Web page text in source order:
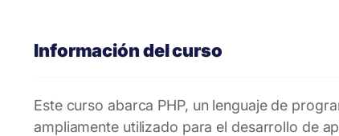
Información del curso
Este curso abarca PHP, un lenguaje de
ampliamente utilizado para el desarrollo de